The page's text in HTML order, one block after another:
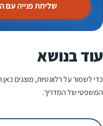
שליחת פנייה
עוד בנושא
כדי לשמור על רלוונטיות, מוצגים
המשפטי של המדריך.